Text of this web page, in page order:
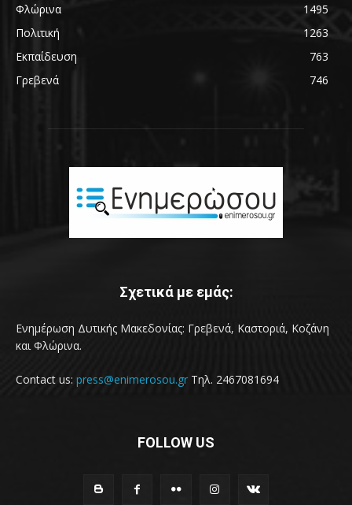
Φλώρινα
1495
Πολιτική
1263
Εκπαίδευση
763
Γρεβενά
746
Σχετικά με εμάς:
Ενημέρωση Δυτικής Μακεδονίας: Γρεβενά, Καστοριά, Κοζάνη
και Φλώρινα.
Contact us: press@enimerosou.gr Τηλ. 2467081694
FOLLOW US